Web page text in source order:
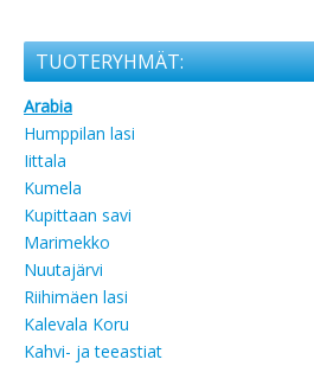
TUOTERYHMÄT:
Arabia
Humppilan lasi
Iittala
Kumela
Kupittaan savi
Marimekko
Nuutajärvi
Riihimäen lasi
Kalevala Koru
Kahvi- ja teeastiat